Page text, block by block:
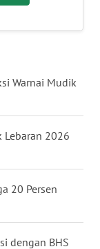
Warnai Mudik
Lebaran 2026
20 Persen
dengan BHS